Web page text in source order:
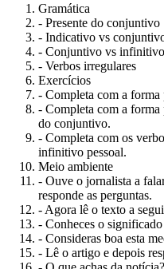
Gramática
- Presente do conjuntivo
- Indicativo vs
- Conjuntivo vs infinitivo
- Verbos irregulares
Exercícios
- Completa com a forma
- Completa com a forma
do conjuntivo.
- Completa com os
infinitivo pessoal.
Meio ambiente
- Ouve o jornalista a
responde as perguntas.
- Agora lê o texto a
- Conheces o
- Consideras boa esta
- Lê o artigo e depois